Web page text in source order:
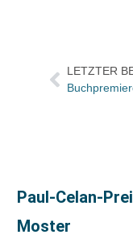
LETZTER
Paul-Celan-
Moster